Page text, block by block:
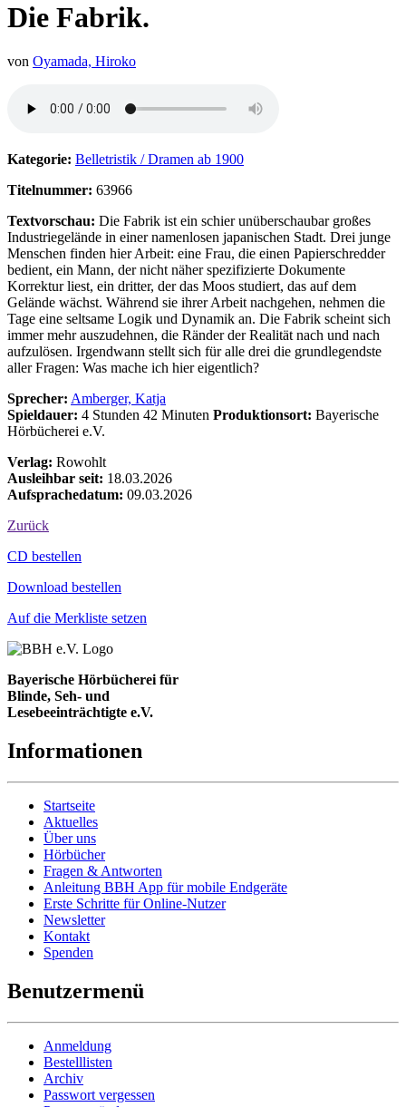
Die Fabrik.
von Oyamada, Hiroko
Kategorie: Belletristik / Dramen ab 1900
Titelnummer: 63966
Textvorschau: Die Fabrik ist ein schier unüberschaubar großes
Industriegelände in einer namenlosen japanischen Stadt. Drei junge
Menschen finden hier Arbeit: eine Frau, die einen Papierschredder
bedient, ein Mann, der nicht näher spezifizierte Dokumente
Korrektur liest, ein dritter, der das Moos studiert, das auf dem
Gelände wächst. Während sie ihrer Arbeit nachgehen, nehmen die
Tage eine seltsame Logik und Dynamik an. Die Fabrik scheint sich
immer mehr auszudehnen, die Ränder der Realität nach und nach
aufzulösen. Irgendwann stellt sich für alle drei die grundlegendste
aller Fragen: Was mache ich hier eigentlich?
Sprecher: Amberger, Katja
Spieldauer: 4 Stunden 42 Minuten Produktionsort: Bayerische
Hörbücherei e.V.
Verlag: Rowohlt
Ausleihbar seit: 18.03.2026
Aufsprachedatum: 09.03.2026
Zurück
Bestell-Aktionen
CD bestellen
Download bestellen
Auf die Merkliste setzen
Bayerische Hörbücherei für
Blinde, Seh- und
Lesebeeinträchtigte e.V.
Informationen
Startseite
Aktuelles
Über uns
Hörbücher
Fragen & Antworten
Anleitung BBH App für mobile Endgeräte
Erste Schritte für Online-Nutzer
Newsletter
Kontakt
Spenden
Benutzermenü
Anmeldung
Bestelllisten
Archiv
Passwort vergessen